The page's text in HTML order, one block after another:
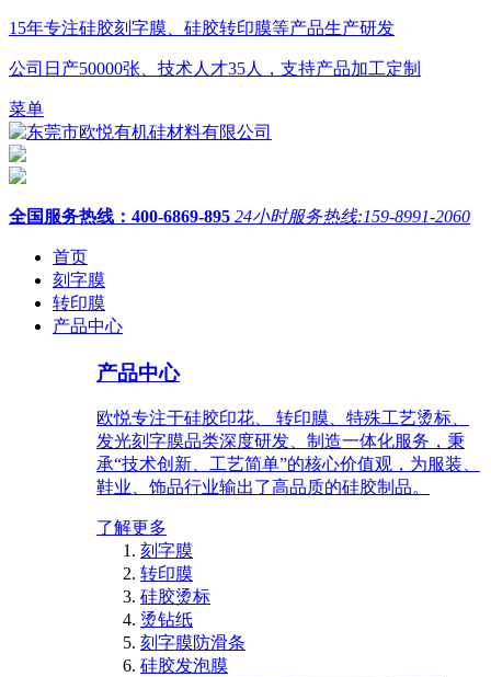
15年专注硅胶刻字膜、硅胶转印膜等产品生产研发
公司日产50000张、技术人才35人 ，支持产品加工定制
菜单
全国服务热线： 400-6869-895 24小时服务热线:159-8991-2060
首页
刻字膜
转印膜
产品中心
产品中心
欧悦专注于硅胶印花、 转印膜、特殊工艺烫标、
发光刻字膜品类深度研发、制造一体化服务，秉
承“技术创新、工艺简单”的核心价值观，为服装、
鞋业、饰品行业输出了高品质的硅胶制品。
了解更多
刻字膜
转印膜
硅胶烫标
烫钻纸
刻字膜防滑条
硅胶发泡膜